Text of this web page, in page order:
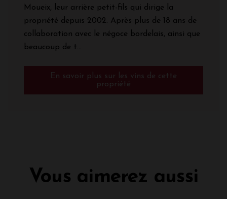
Moueix, leur arrière petit-fils qui dirige la
propriété depuis 2002. Après plus de 18 ans de
collaboration avec le négoce bordelais, ainsi que
beaucoup de t...
En savoir plus sur les vins de cette
propriété
Vous aimerez aussi